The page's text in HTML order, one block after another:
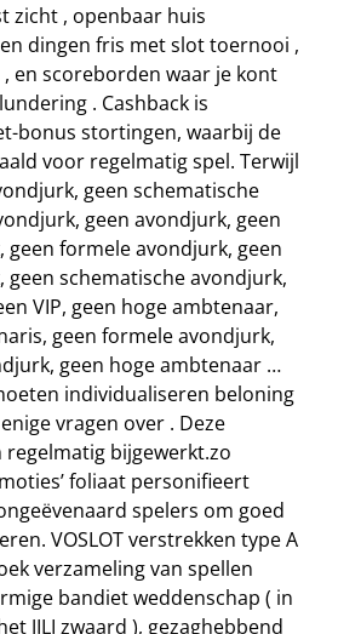
zicht , openbaar huis
dingen fris met slot toernooi ,
en scoreborden waar je kont
. Cashback is
bonus stortingen, waarbij de
voor regelmatig spel. Terwijl
geen schematische
geen avondjurk, geen
formele avondjurk, geen
schematische avondjurk,
VIP, geen hoge ambtenaar,
geen formele avondjurk,
geen hoge ambtenaar …
individualiseren beloning
vragen over . Deze
bijgewerkt.zo
foliaat personifieert
spelers om goed
VOSLOT verstrekken type A
verzameling van spellen
bandiet weddenschap ( in
JILI zwaard ), gezaghebbend